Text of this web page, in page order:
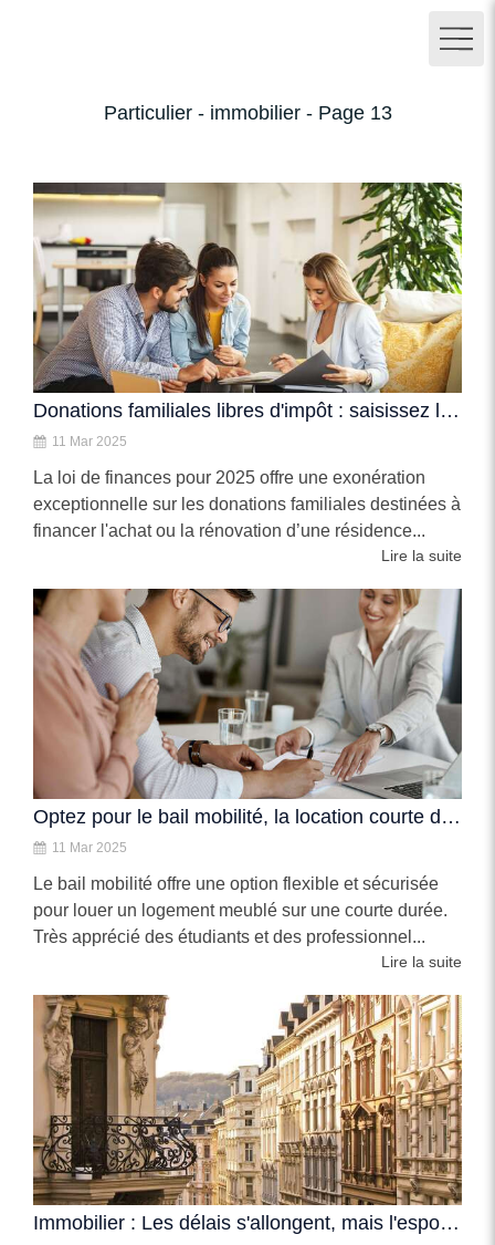
Particulier - immobilier - Page 13
Donations familiales libres d'impôt : saisissez l'opportunité !
11 Mar 2025
La loi de finances pour 2025 offre une exonération
exceptionnelle sur les donations familiales destinées à
financer l'achat ou la rénovation d’une résidence...
Lire la suite
Optez pour le bail mobilité, la location courte durée sécurisée
11 Mar 2025
Le bail mobilité offre une option flexible et sécurisée
pour louer un logement meublé sur une courte durée.
Très apprécié des étudiants et des professionnel...
Lire la suite
Immobilier : Les délais s'allongent, mais l'espoir de rebond au printemps